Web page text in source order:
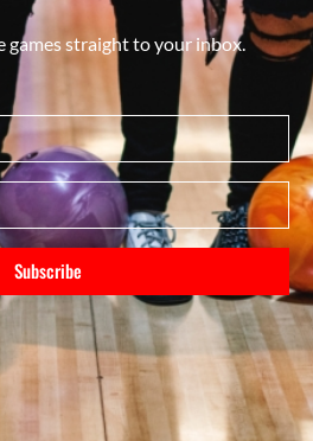
games straight to your inbox.
Subscribe